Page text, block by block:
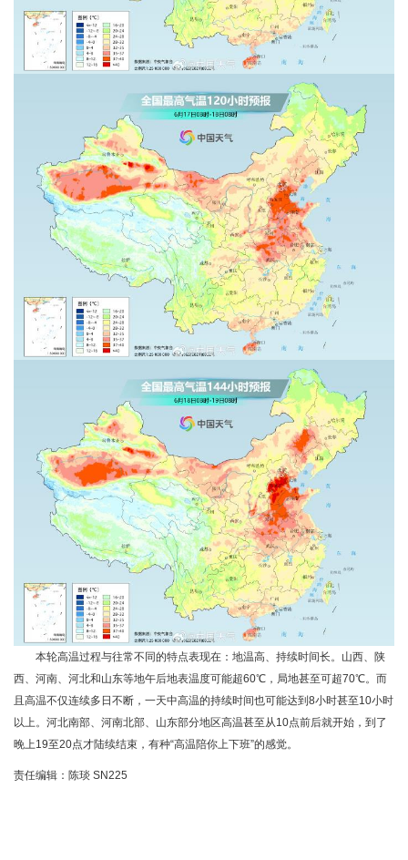
本轮高温过程与往常不同的特点表现在：地温高、持续时间长。山西、陕
西、河南、河北和山东等地午后地表温度可能超60℃，局地甚至可超70℃。而
且高温不仅连续多日不断，一天中高温的持续时间也可能达到8小时甚至10小时
以上。河北南部、河南北部、山东部分地区高温甚至从10点前后就开始，到了
晚上19至20点才陆续结束，有种“高温陪你上下班”的感觉。
责任编辑：陈琰 SN225